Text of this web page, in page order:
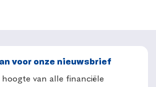
voor onze nieuwsbrief
hoogte van alle financiële